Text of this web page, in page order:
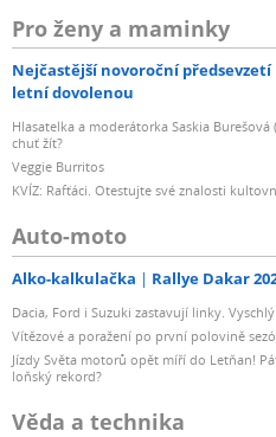
Pro ženy a maminky
Nejčastější novoroční předsevzetí
letní dovolenou
Hlasatelka a moderátorka Saskia
chuť žít?
Veggie Burritos
KVÍZ: Rafťáci. Otestujte své znalosti
Auto-moto
Alko-kalkulačka Rallye Dakar
Dacia, Ford i Suzuki zastavují linky.
Vítězové a poražení po první polovině
Jízdy Světa motorů opět míří do Letňan!
loňský rekord?
Věda a technika